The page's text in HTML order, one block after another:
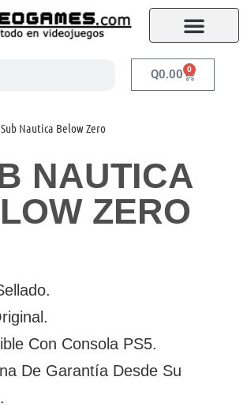
Q0.00 0
Nautica Below Zero
NAUTICA
ZERO
Con Consola PS5.
De Garantía Desde Su